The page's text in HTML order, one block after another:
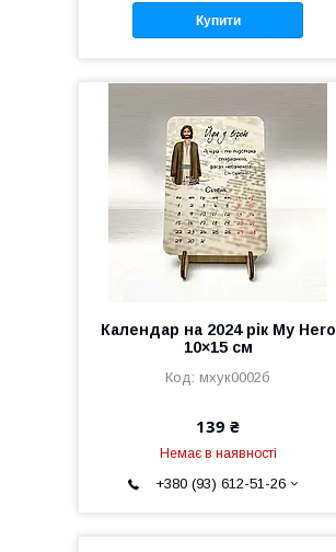
Купити
Календар на 2024 рік My Hero
10×15 см
мхук0002б
139 ₴
Немає в наявності
+380 (93) 612-51-26